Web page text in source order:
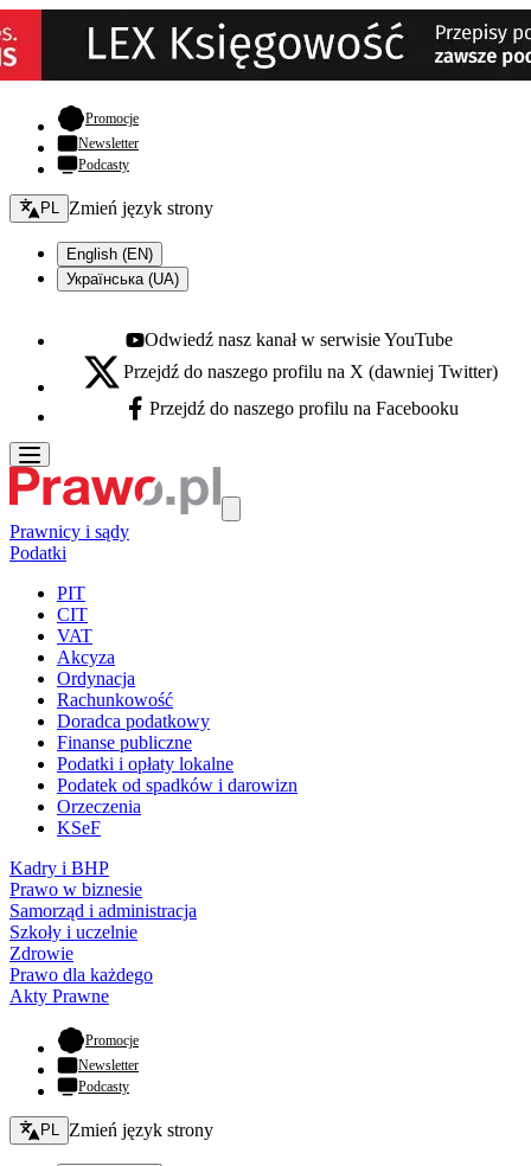
Promocje- otwiera się w nowej karcie
Newsletter
Podcasty
Zmień język - bieżący:
PL Zmień język strony
English (EN)
Українська (UA)
Youtube - otwiera się w nowej karcie
Odwiedź nasz kanał w serwisie YouTube
X - otwiera się w nowej karcie
Przejdź do naszego profilu na X (dawniej Twitter)
Facebook - otwiera się w nowej karcie
Przejdź do naszego profilu na Facebooku
Prawnicy i sądy
Podatki
PIT
CIT
VAT
Akcyza
Ordynacja
Rachunkowość
Doradca podatkowy
Finanse publiczne
Podatki i opłaty lokalne
Podatek od spadków i darowizn
Orzeczenia
KSeF
Kadry i BHP
Prawo w biznesie
Samorząd i administracja
Szkoły i uczelnie
Zdrowie
Prawo dla każdego
Akty Prawne
Promocje- otwiera się w nowej karcie
Newsletter
Podcasty
Zmień język - bieżący:
PL Zmień język strony